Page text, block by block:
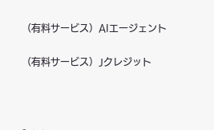
（有料サービス）AIエージェント
（有料サービス）Jクレジット